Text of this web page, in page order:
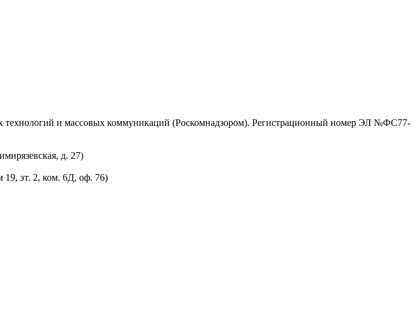
технологий и массовых коммуникаций (Роскомнадзором). Регистрационный номер ЭЛ №ФС77-
д. 27)
19, эт. 2, ком. 6Д, оф. 76)